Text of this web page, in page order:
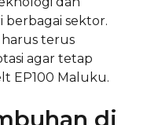
sektor.
terus
agar tetap
EP100 Maluku.
di